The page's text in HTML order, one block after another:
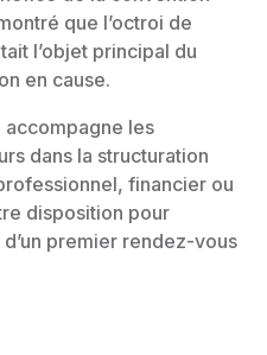
que l’octroi de
l’objet principal du
en cause.
accompagne les
dans la structuration
financier ou
disposition pour
premier rendez-vous